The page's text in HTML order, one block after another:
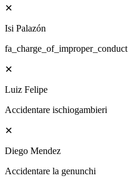
✕
Isi Palazón
fa_charge_of_improper_conduct
✕
Luiz Felipe
Accidentare ischiogambieri
✕
Diego Mendez
Accidentare la genunchi